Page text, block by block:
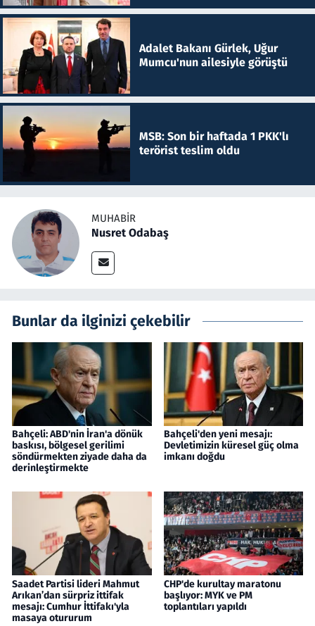
Adalet Bakanı Gürlek, Uğur
Mumcu'nun ailesiyle görüştü
MSB: Son bir haftada 1 PKK'lı
terörist teslim oldu
MUHABIR
Nusret Odabaş
Bunlar da ilginizi çekebilir
Bahçeli: ABD'nin İran'a dönük
baskısı, bölgesel gerilimi
söndürmekten ziyade daha da
derinleştirmekte
Bahçeli'den yeni mesajı:
Devletimizin küresel güç olma
imkanı doğdu
Saadet Partisi lideri Mahmut
Arıkan’dan sürpriz ittifak
mesajı: Cumhur İttifakı'yla
masaya otururum
CHP'de kurultay maratonu
başlıyor: MYK ve PM
toplantıları yapıldı